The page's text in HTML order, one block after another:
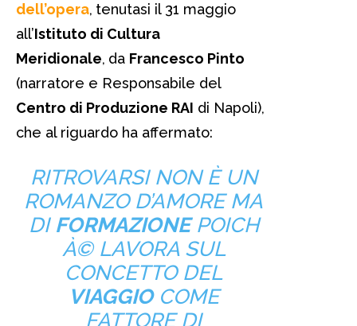
dell’opera, tenutasi il 31 maggio
all’Istituto di Cultura
Meridionale, da Francesco Pinto
(narratore e Responsabile del
Centro di Produzione RAI di Napoli),
che al riguardo ha affermato:
RITROVARSINON È UN
ROMANZO D’AMORE MA
DI FORMAZIONEPOICH
À© LAVORA SUL
CONCETTO DEL
VIAGGIOCOME
FATTORE DI